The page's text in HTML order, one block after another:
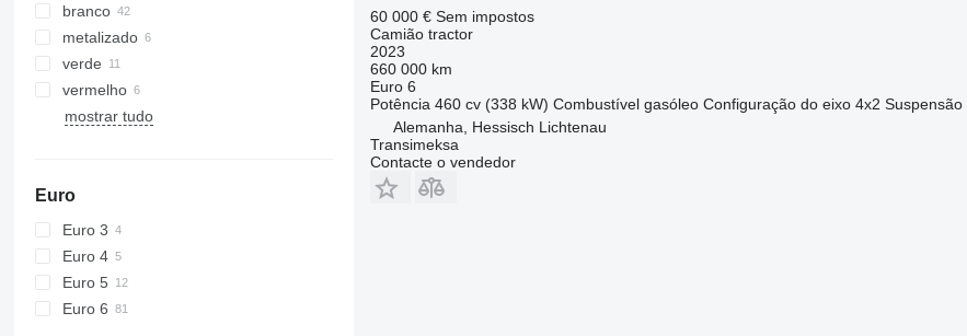
branco
metalizado
verde
vermelho
mostrar tudo
Euro
Euro 3
Euro 4
Euro 5
Euro 6
60 000 € Sem impostos
Camião tractor
2023
660 000 km
Euro 6
Potência 460 cv (338 kW) Combustível gasóleo Configuração do eixo 4x2 Suspensão
Alemanha, Hessisch Lichtenau
Transimeksa
Contacte o vendedor